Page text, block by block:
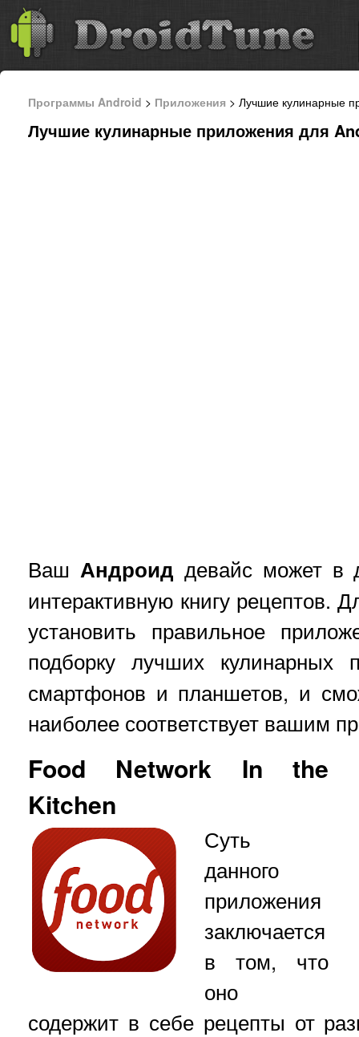
Программы Android > Приложения > Лучшие кулинарные
Лучшие кулинарные приложения для
Ваш Андроид девайс может в
интерактивную книгу рецептов.
установить правильное
подборку лучших
смартфонов и планшетов, и
наиболее соответствует вашим
Food Network In the
Kitchen
Суть
данного
приложения
заключается
в том, что
оно
содержит в себе рецепты от